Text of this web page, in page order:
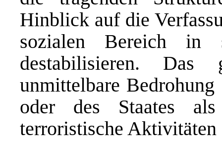
Hinblick auf die
sozialen Bereich in
destabilisieren.
unmittelbare
oder des Staates
terroristische Aktivitäten